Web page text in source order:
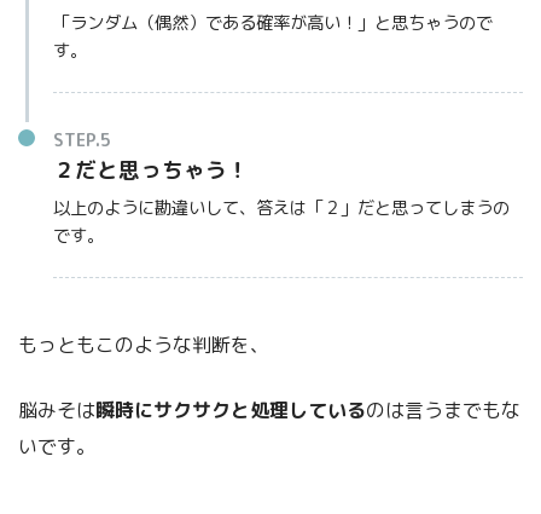
「ランダム（偶然）である確率が高い！」と思ちゃうので
す。
STEP.5
２だと思っちゃう！
以上のように勘違いして、答えは「２」だと思ってしまうの
です。
もっともこのような判断を、
脳みそは瞬時にサクサクと処理しているのは言うまでもな
いです。